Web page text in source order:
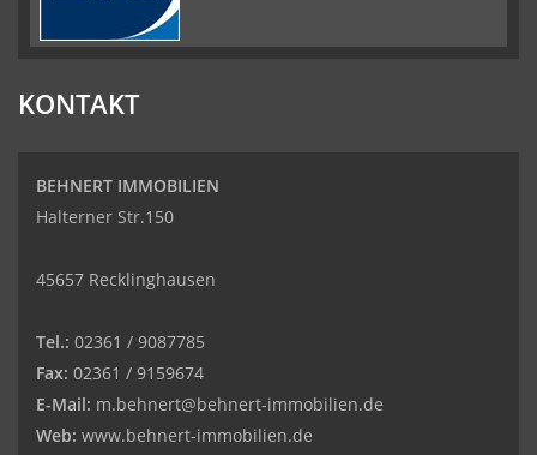
KONTAKT
BEHNERT IMMOBILIEN
Halterner Str.150
45657 Recklinghausen
Tel.: 02361 / 9087785
Fax: 02361 / 9159674
E-Mail: m.behnert@behnert-immobilien.de
Web: www.behnert-immobilien.de